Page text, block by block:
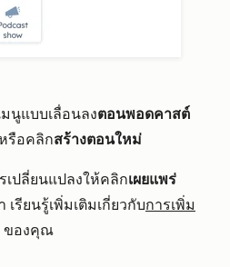
นูแบบเลื่อนลงตอนพอดคาสต์
รือคลิกสร้างตอนใหม่
เปลี่ยนแปลงให้คลิกเผยแพร่
รียนรู้เพิ่มเติมเกี่ยวกับการเพิ่ม
ของคุณ